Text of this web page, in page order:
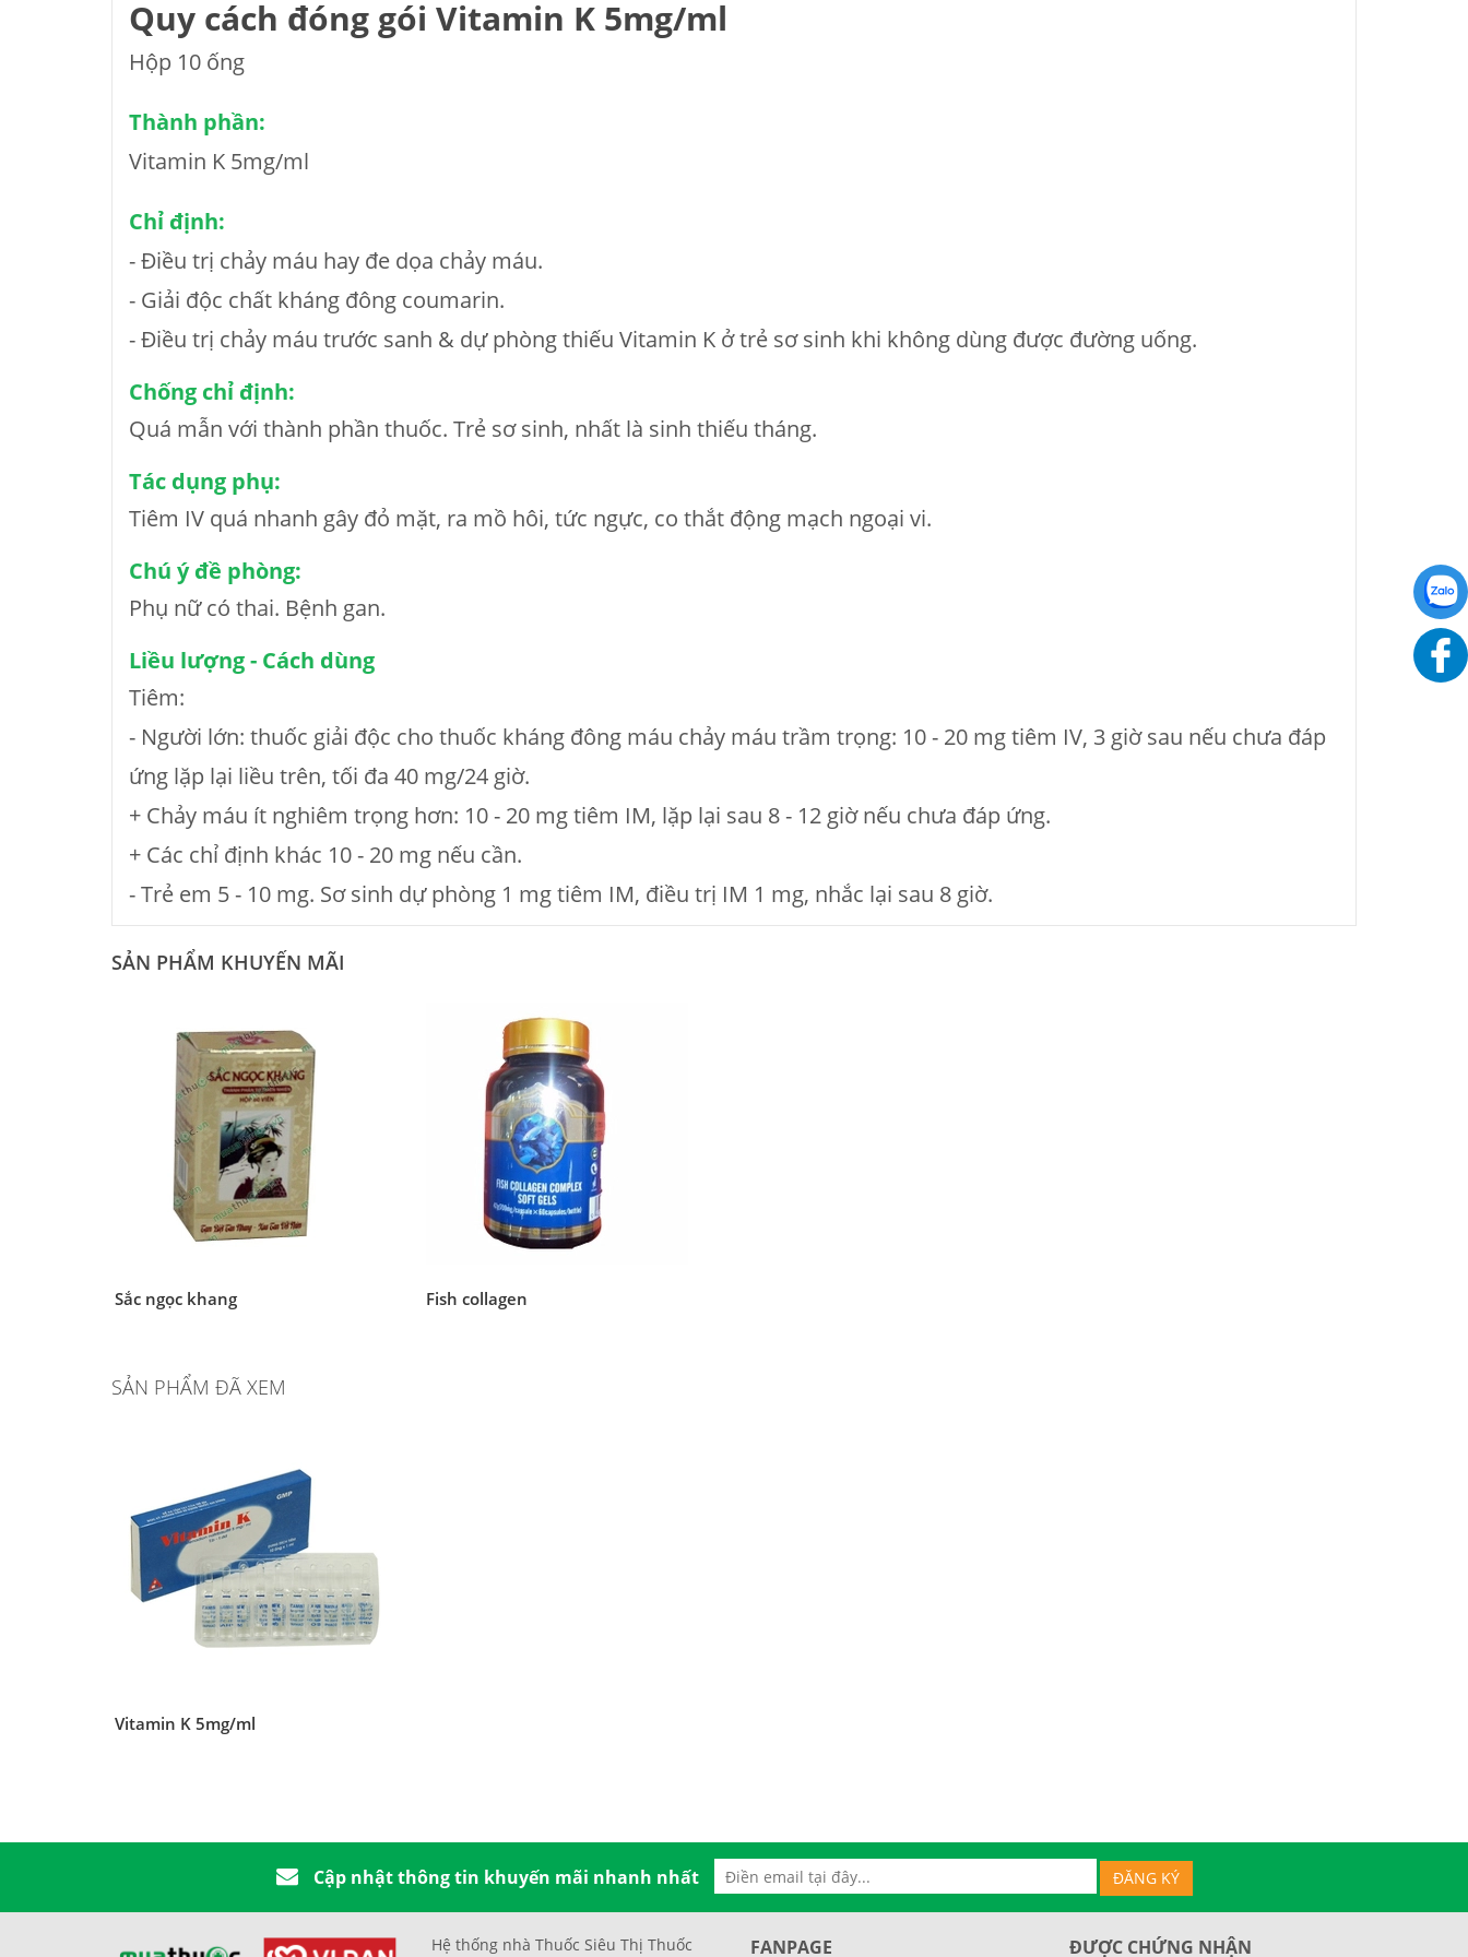
Quy cách đóng gói Vitamin K 5mg/ml
Hộp 10 ống
Thành phần:
Vitamin K 5mg/ml
Chỉ định:
- Ðiều trị chảy máu hay đe dọa chảy máu.
- Giải độc chất kháng đông coumarin.
- Ðiều trị chảy máu trước sanh & dự phòng thiếu Vitamin K ở trẻ sơ sinh khi không dùng được đường uống.
Chống chỉ định:
Quá mẫn với thành phần thuốc. Trẻ sơ sinh, nhất là sinh thiếu tháng.
Tác dụng phụ:
Tiêm IV quá nhanh gây đỏ mặt, ra mồ hôi, tức ngực, co thắt động mạch ngoại vi.
Chú ý đề phòng:
Phụ nữ có thai. Bệnh gan.
Liều lượng - Cách dùng
Tiêm:
- Người lớn: thuốc giải độc cho thuốc kháng đông máu chảy máu trầm trọng: 10 - 20 mg tiêm IV, 3 giờ sau nếu chưa đáp
ứng lặp lại liều trên, tối đa 40 mg/24 giờ.
+ Chảy máu ít nghiêm trọng hơn: 10 - 20 mg tiêm IM, lặp lại sau 8 - 12 giờ nếu chưa đáp ứng.
+ Các chỉ định khác 10 - 20 mg nếu cần.
- Trẻ em 5 - 10 mg. Sơ sinh dự phòng 1 mg tiêm IM, điều trị IM 1 mg, nhắc lại sau 8 giờ.
SẢN PHẨM KHUYẾN MÃI
Sắc ngọc khang Fish collagen
SẢN PHẨM ĐÃ XEM
Vitamin K 5mg/ml
Cập nhật thông tin khuyến mãi nhanh nhất
Hệ thống nhà Thuốc Siêu Thị Thuốc
FANPAGE ĐƯỢC CHỨNG NHẬN